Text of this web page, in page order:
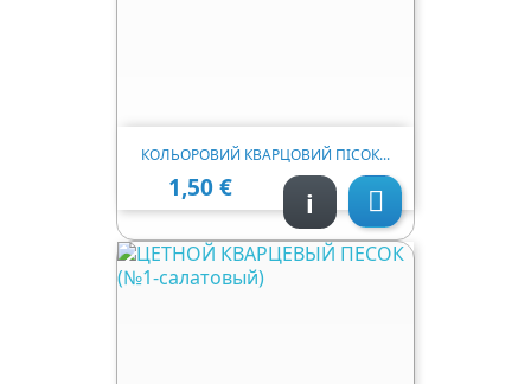
КОЛЬОРОВИЙ КВАРЦОВИЙ ПІСОК...
Ціна
1,50 € 
i